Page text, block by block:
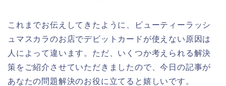
これまでお伝えしてきたように、ビューティーラッシ
ュマスカラのお店でデビットカードが使えない原因は
人によって違います。ただ、いくつか考えられる解決
策をご紹介させていただきましたので、今日の記事が
あなたの問題解決のお役に立てると嬉しいです。